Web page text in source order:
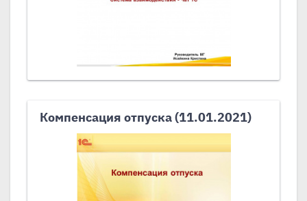
Компенсация отпуска (11.01.2021)